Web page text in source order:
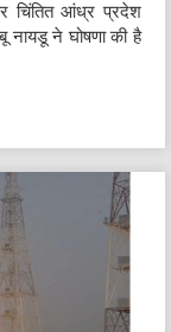
चिंतित आंध्र प्रदेश
नायडू ने घोषणा की है